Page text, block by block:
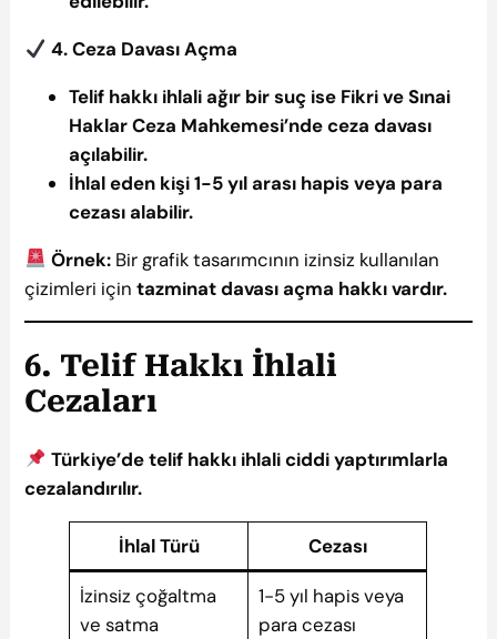
4. Ceza Davası Açma
Telif hakkı ihlali ağır bir suç ise Fikri ve Sınai
Haklar Ceza Mahkemesi’nde ceza davası
açılabilir.
İhlal eden kişi 1-5 yıl arası hapis veya para
cezası alabilir.
Örnek:Bir grafik tasarımcının izinsiz kullanılan
çizimleri içintazminat davası açma hakkı vardır.
6. Telif Hakkı İhlali
Cezaları
Türkiye’de telif hakkı ihlali ciddi yaptırımlarla
cezalandırılır.
İhlal Türü Cezası
İzinsiz çoğaltma
ve satma
1-5 yıl hapis veya
para cezası